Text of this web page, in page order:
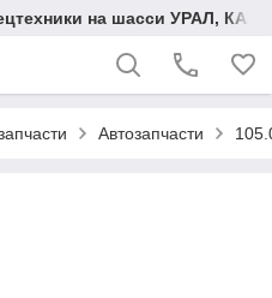
на шасси УРАЛ,
Автозапчасти